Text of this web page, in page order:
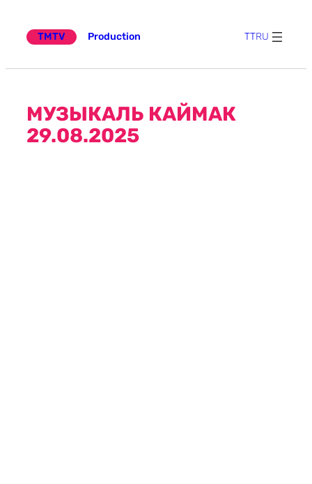
TMTV
Production TTRU
МУЗЫКАЛЬ КАЙМАК
29.08.2025